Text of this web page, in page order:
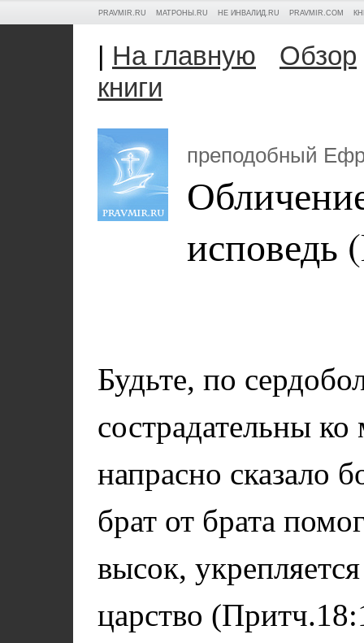
PRAVMIR.RU МАТРОНЫ.RU НЕ ИНВАЛИД.RU PRAVMIR.COM
На главную
Обзор
книги
преподобный
исповедь
Будьте, по
сострадательны
напрасно сказало
брат от брата
высок,
царство